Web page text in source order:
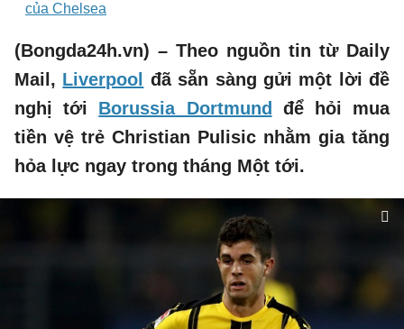
của Chelsea
(Bongda24h.vn) – Theo nguồn tin từ Daily
Mail, Liverpool
đã sẵn sàng gửi một lời đề
nghị tới Borussia Dortmund
để hỏi mua
tiền vệ trẻ Christian Pulisic nhằm gia tăng
hỏa lực ngay trong tháng Một tới.